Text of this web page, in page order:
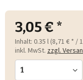
3,05 € *
Inhalt: 0.35 l (8,71 € * /
inkl. MwSt. zzgl.